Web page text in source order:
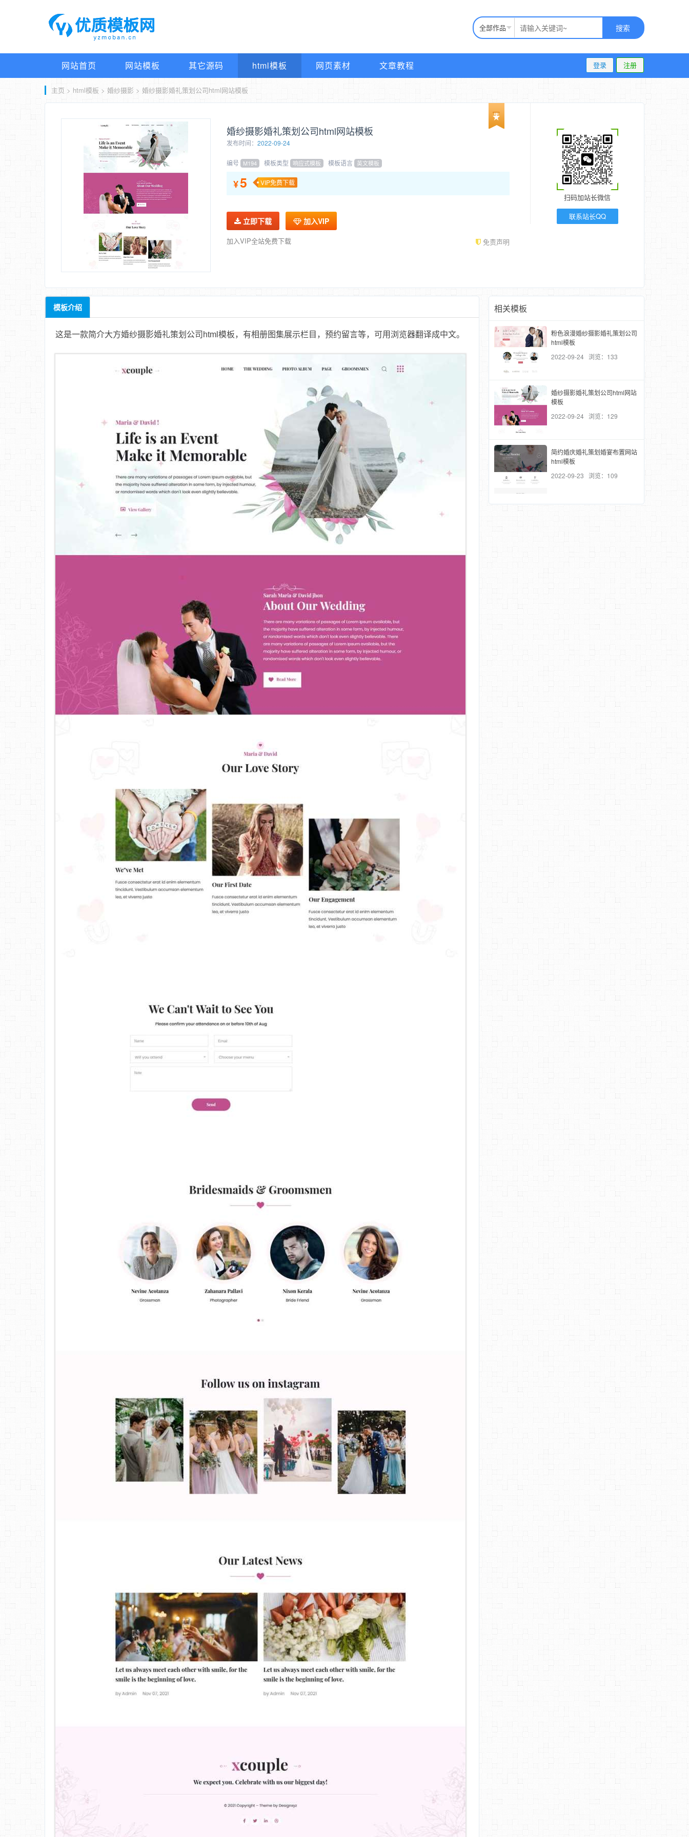
全部作品 搜索
网站首页 网站模板 其它源码 html模板 网页素材 文章教程 登录 注册
主页 > html模板 > 婚纱摄影 > 婚纱摄影婚礼策划公司html网站模板
婚纱摄影婚礼策划公司html网站模板
发布时间： 2022-09-24
编号 M194 模板类型 响应式模板 模板语言 英文模板
¥5 VIP免费下载
立即下载 加入VIP
加入VIP全站免费下载 免责声明
扫码加站长微信
联系站长QQ
模板介绍
这是一款简介大方婚纱摄影婚礼策划公司 html模板，有相册图集展示栏目，预约留言等，可用浏览器翻译成中文。
相关模板
粉色浪漫婚纱摄影婚礼策划公司
html模板
2022-09-24 浏览：133
婚纱摄影婚礼策划公司html网站
模板
2022-09-24 浏览：129
简约婚庆婚礼策划婚宴布置网站
html模板
2022-09-23 浏览：109